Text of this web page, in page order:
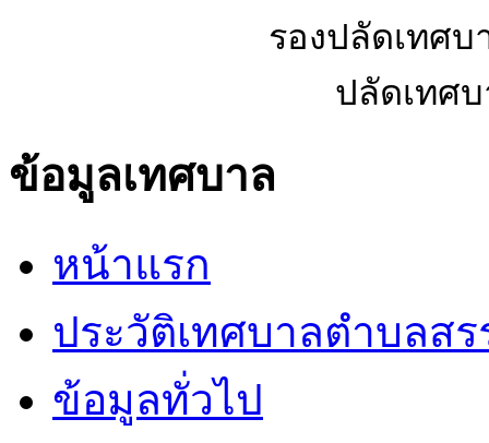
รองปลัดเทศ
ปลัดเทศ
ข้อมูลเทศบาล
หน้าแรก
ประวัติเทศบาลตำบลส
ข้อมูลทั่วไป